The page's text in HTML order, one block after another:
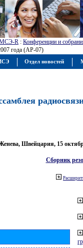
R : Конференции и
года (АР-07)
Швейцария, 15
Сборник
Отдел новостей